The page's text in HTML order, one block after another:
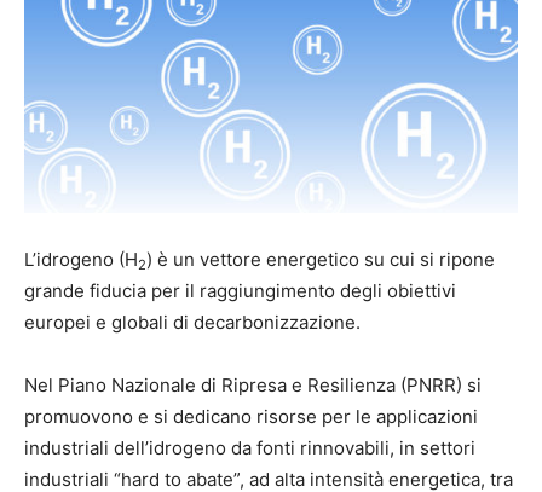
L’idrogeno (H2) è un vettore energetico su cui si ripone
grande fiducia per il raggiungimento degli obiettivi
europei e globali di decarbonizzazione.
Nel Piano Nazionale di Ripresa e Resilienza (PNRR) si
promuovono e si dedicano risorse per le applicazioni
industriali dell’idrogeno da fonti rinnovabili, in settori
industriali “hard to abate”, ad alta intensità energetica, tra